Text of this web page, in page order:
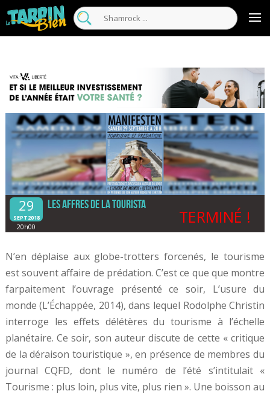
29
SEPT2018
20h00
Les affres de la tourista
TERMINÉ !
N’en déplaise aux globe-trotters forcenés, le tourisme
est souvent affaire de prédation. C’est ce que que montre
farpaitement l’ouvrage présenté ce soir, L’usure du
monde (L’Échappée, 2014), dans lequel Rodolphe Christin
interroge les effets délétères du tourisme à l’échelle
planétaire. Ce soir, son auteur discute de cette « critique
de la déraison touristique », en présence de membres du
journal CQFD, dont le numéro de l’été s’intitulait «
Tourisme : plus loin, plus vite, plus rien ». Une boisson au